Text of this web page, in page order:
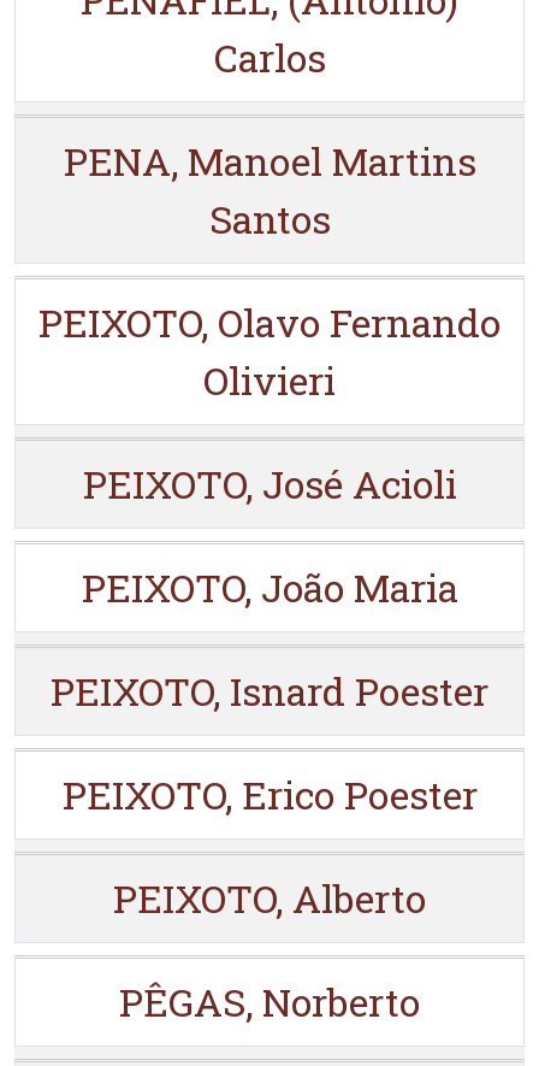
Carlos
PENA, Manoel Martins
Santos
PEIXOTO, Olavo Fernando
Olivieri
PEIXOTO, José Acioli
PEIXOTO, João Maria
PEIXOTO, Isnard Poester
PEIXOTO, Erico Poester
PEIXOTO, Alberto
PÊGAS, Norberto